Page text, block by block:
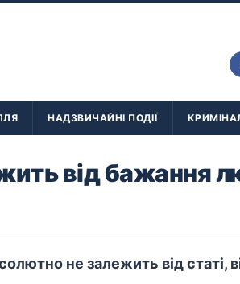
НАДЗВИЧАЙНІ ПОДІЇ
від бажання
не залежить від статі,